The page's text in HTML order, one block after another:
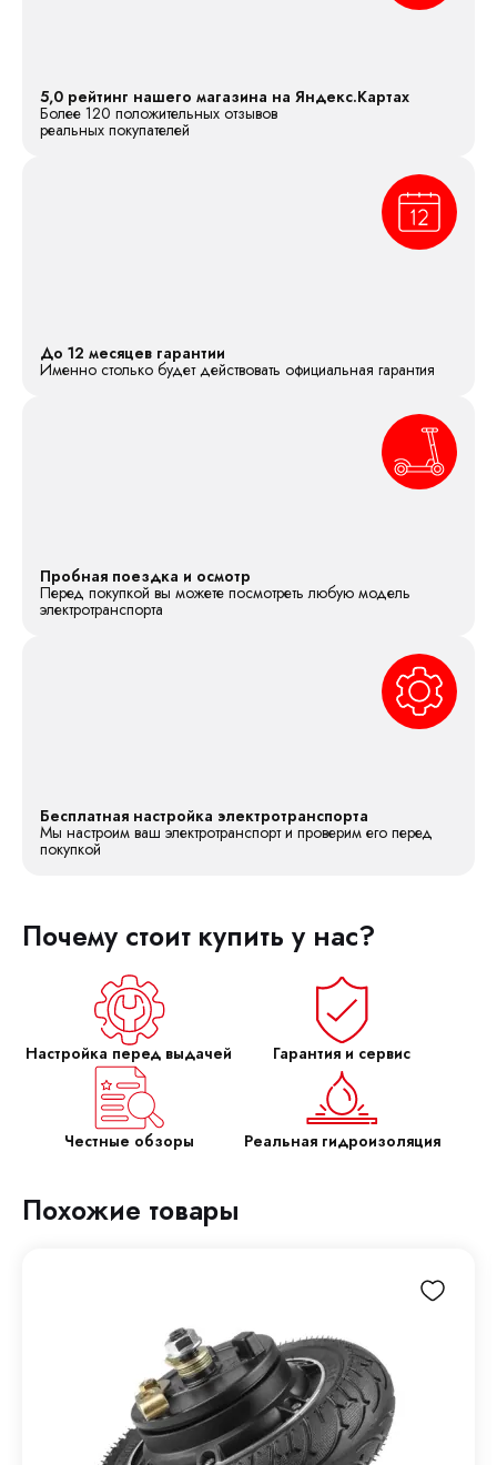
5,0 рейтинг нашего магазина на Яндекс.Картах
Более 120 положительных отзывов
реальных покупателей
До 12 месяцев гарантии
Именно столько будет действовать официальная гарантия
Пробная поездка и осмотр
Перед покупкой вы можете посмотреть любую модель
электротранспорта
Бесплатная настройка электротранспорта
Мы настроим ваш электротранспорт и проверим его перед
покупкой
Почему стоит купить у нас?
Настройка перед выдачей Гарантия и сервис
Честные обзоры Реальная гидроизоляция
Похожие товары